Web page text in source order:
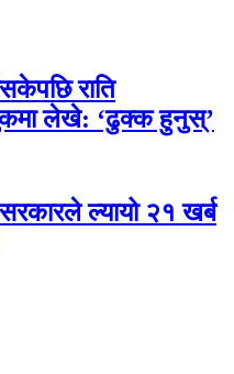
राति
लेखे: ‘ढुक्क हुनुस्’
ल्यायो २१ खर्ब